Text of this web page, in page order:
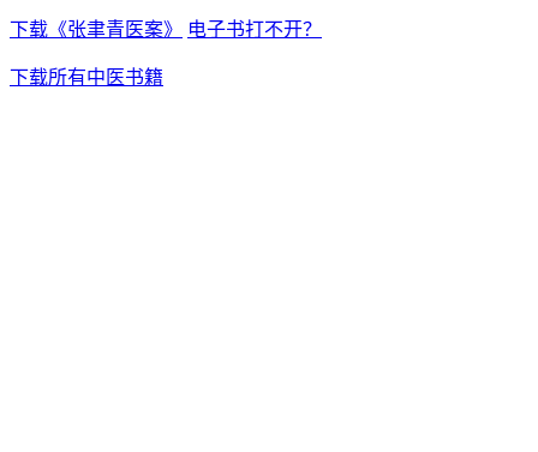
下载《张聿青医案》 电子书打不开？
下载所有中医书籍